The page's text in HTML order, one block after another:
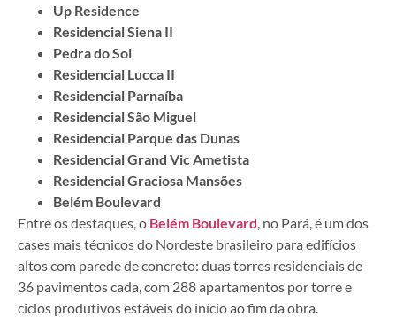
Up Residence
Residencial Siena II
Pedra do Sol
Residencial Lucca II
Residencial Parnaíba
Residencial São Miguel
Residencial Parque das Dunas
Residencial Grand Vic Ametista
Residencial Graciosa Mansões
Belém Boulevard
Entre os destaques, o Belém Boulevard , no Pará, é um dos
cases mais técnicos do Nordeste brasileiro para edifícios
altos com parede de concreto: duas torres residenciais de
36 pavimentos cada, com 288 apartamentos por torre e
ciclos produtivos estáveis do início ao fim da obra.